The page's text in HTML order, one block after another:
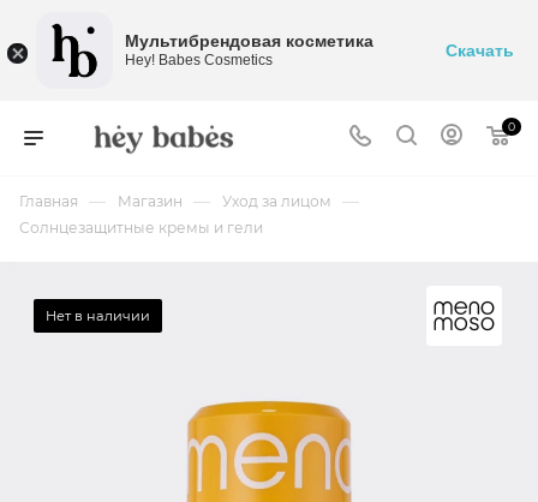
0
Главная — Магазин — Уход за лицом —
Солнцезащитные кремы и гели
Нет в наличии
Мультибрендовая косметика
Hey! Babes Cosmetics Скачать